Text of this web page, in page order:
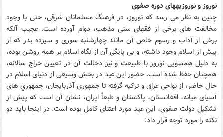
نوروز و نوروزيه‏هاى دوره صفوى
چنين به نظر مى ‏رسد که نوروز، در فرهنگ مسلمانان شرقى، حتى با وجود
مخالفت هاى برخى از فقهاى سنى ‏مذهب، دوام آورده است. عجيب آنکه
برخى از آداب و رسوم خاص آن مانند چهارشنبه سورى و سيزده بدر که از
پيش از اسلام وجود داشته، و بى پايگى آن از نگاه اسلام بر همه روشن بوده،
به دليل همسويى نوروز با طبيعت و نيز دخالت آن در تعيين خراج سالانه،
همچنان حفظ شده است. حضور اين عيد در بخش وسيعى از دنياى اسلام در
حال حاضر، از نواحى عراق و ترکيه گرفته تا جمهورى آذربايجان، جمهوري هاى
آسياى ميانه، افغانستان، پاکستان و طبعاً ايران، نشان آن است که پيش از
تشکيل دولت صفوى، اين عيد مورد اعتناى کامل بوده است. در اينجا بايد دو
نکته را مورد توجه قرار داد: